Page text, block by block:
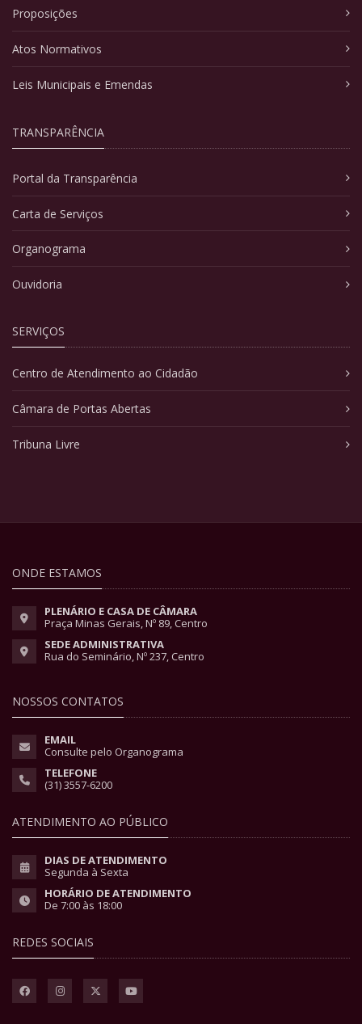
Proposições
Atos Normativos
Leis Municipais e Emendas
TRANSPARÊNCIA
Portal da Transparência
Carta de Serviços
Organograma
Ouvidoria
SERVIÇOS
Centro de Atendimento ao Cidadão
Câmara de Portas Abertas
Tribuna Livre
ONDE ESTAMOS
PLENÁRIO E CASA DE CÂMARA
Praça Minas Gerais, Nº 89, Centro
SEDE ADMINISTRATIVA
Rua do Seminário, Nº 237, Centro
NOSSOS CONTATOS
EMAIL
Consulte pelo Organograma
TELEFONE
(31) 3557-6200
ATENDIMENTO AO PÚBLICO
DIAS DE ATENDIMENTO
Segunda à Sexta
HORÁRIO DE ATENDIMENTO
De 7:00 às 18:00
REDES SOCIAIS